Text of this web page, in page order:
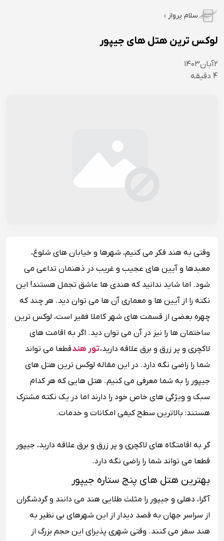
سلام پرواز
لوکس ترین هتل های جیپور
۲آبان۱۴۰۳
4 دقیقه
وقتی به هند فکر می کنیم، شهرها و خیابان های شلوغ،
معبدها و آیین های عجیب و غریب در ذهنمان تداعی می
شود. اما شاید ندانید که هندی ها عاشق تجمل هستند! این
نکته را از آیین ها و معماری آن ها می توان دید. هر چند که
چهره بعضی از قسمت های شهر کاملا فقیر است، لوکس ترین
ساختمان ها را نیز در آن می توان دید. اگر به اقامت های
لاکچری و پر زرق و برق علاقه دارید،تور هندقطعا می تواند
شما را راضی نگه دارد. در این مقاله لوکس ترین هتل های
جیپور را به شما معرفی می کنیم. هتل هایی که هر کدام
سبک و ویژگی های خاص خود را دارند اما در یک نکته مشترک
هستند: بالاترین سطح کیفی امکانات و خدمات.
گر به اقامتگاه های لاکچری و پر زرق و برق علاقه دارید، جیپور
قطعا می تواند شما را راضی نگه دارد.
بهترین هتل های پنج ستاره جیپور
آگرا، دهلی و جیپور را مثلث طلایی هند می دانند و گردشگران
از سراسر جهان به قصد دیدار از این شهرهای بی نظیر به
هند سفر می کنند. وقتی شهری پذیرای این حجم بزرگ از